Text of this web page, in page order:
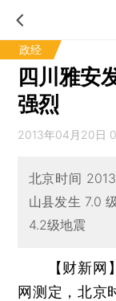
政经
四川雅安
强烈
2013年04月20日
北京时间
山县发生 7.0
4.2级地震
【财新
网测定，北京